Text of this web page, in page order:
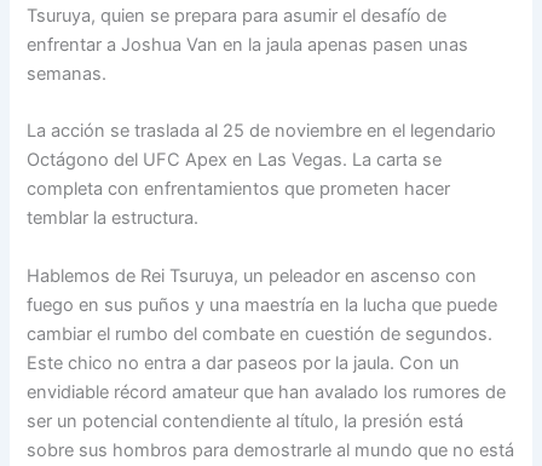
Tsuruya, quien se prepara para asumir el desafío de
enfrentar a Joshua Van en la jaula apenas pasen unas
semanas.
La acción se traslada al 25 de noviembre en el legendario
Octágono del UFC Apex en Las Vegas. La carta se
completa con enfrentamientos que prometen hacer
temblar la estructura.
Hablemos de Rei Tsuruya, un peleador en ascenso con
fuego en sus puños y una maestría en la lucha que puede
cambiar el rumbo del combate en cuestión de segundos.
Este chico no entra a dar paseos por la jaula. Con un
envidiable récord amateur que han avalado los rumores de
ser un potencial contendiente al título, la presión está
sobre sus hombros para demostrarle al mundo que no está